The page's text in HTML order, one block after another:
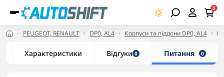
0
PEUGEOT, RENAULT DP0, AL4 Корпуси та піддони DP0, AL4
Характеристики Відгуки 0 Питання 0